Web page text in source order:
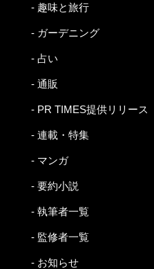
- 趣味と旅行
- ガーデニング
- 占い
- 通販
- PR TIMES提供リリース
- 連載・特集
- マンガ
- 要約小説
- 執筆者一覧
- 監修者一覧
- お知らせ